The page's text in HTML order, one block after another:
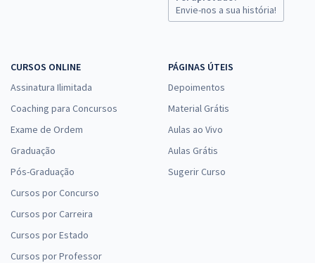
Envie-nos a sua história!
CURSOS ONLINE
Assinatura Ilimitada
Coaching para Concursos
Exame de Ordem
Graduação
Pós-Graduação
Cursos por Concurso
Cursos por Carreira
Cursos por Estado
Cursos por Professor
PÁGINAS ÚTEIS
Depoimentos
Material Grátis
Aulas ao Vivo
Aulas Grátis
Sugerir Curso